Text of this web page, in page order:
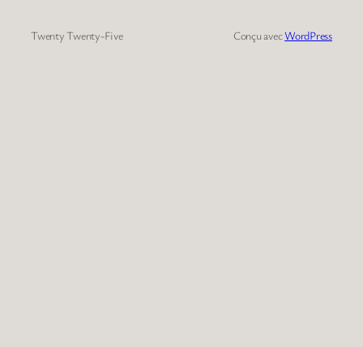
Twenty Twenty-Five Conçu avecWordPress